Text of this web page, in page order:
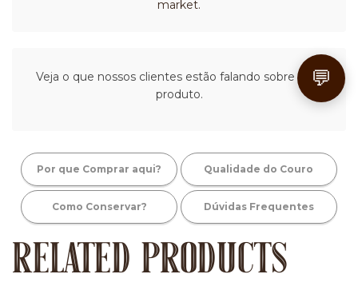
market.
Veja o que nossos clientes estão falando sobre este
produto.
Por que Comprar aqui? Qualidade do Couro
Como Conservar? Dúvidas Frequentes
RELATED PRODUCTS
💬